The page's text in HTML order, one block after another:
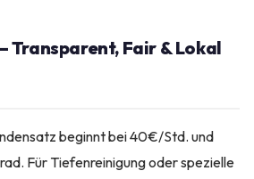
Transparent, Fair & Lokal
beginnt bei 40€/Std. und
Für Tiefenreinigung oder spezielle